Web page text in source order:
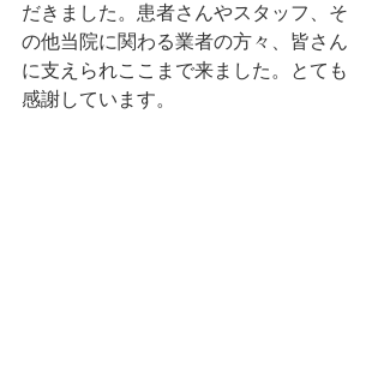
だきました。患者さんやスタッフ、そ
の他当院に関わる業者の方々、皆さん
に支えられここまで来ました。とても
感謝しています。